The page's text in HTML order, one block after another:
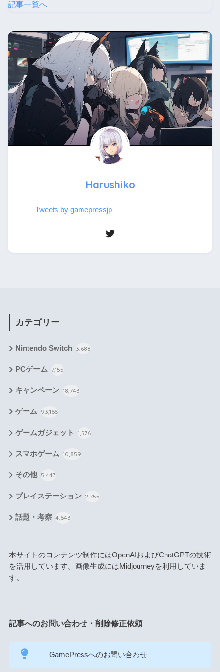
記事一覧へ
Harushiko
Tweets by gamepressjp
カテゴリー
Nintendo Switch 3,688
PCゲーム 7,155
キャンペーン 18,743
ゲーム 93,166
ゲームガジェット 1,576
スマホゲーム 10,859
その他 5,443
プレイステーション 2,755
話題・考察 4,643
本サイトのコンテンツ制作にはOpenAIおよびChatGPTの技術
を活用しています。画像生成にはMidjourneyを利用していま
す。
記事へのお問い合わせ・削除修正依頼
GamePressへのお問い合わせ